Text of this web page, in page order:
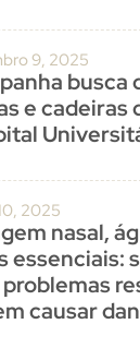
9, 2025
busca
e cadeiras
2025
nasal,
essenciais:
problemas
causar